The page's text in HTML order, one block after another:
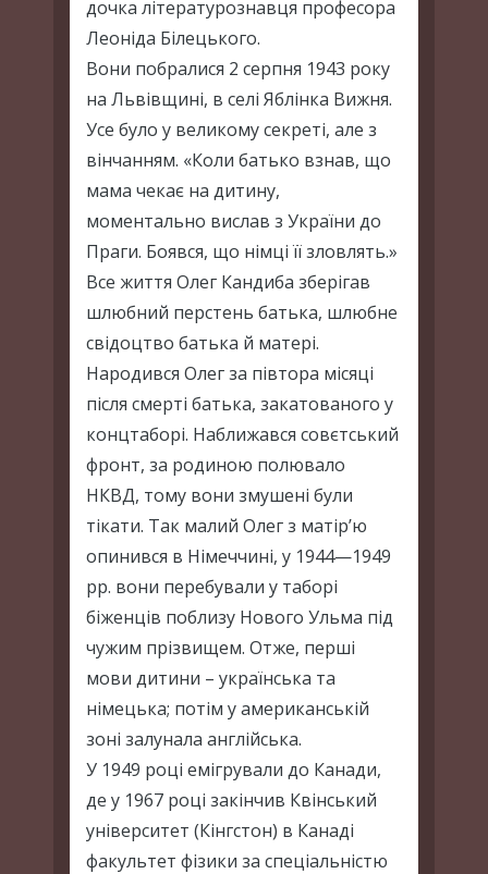
дочка літературознавця професора
Леоніда Білецького.
Вони побралися 2 серпня 1943 року
на Львівщині, в селі Яблінка Вижня.
Усе було у великому секреті, але з
вінчанням. «Коли батько взнав, що
мама чекає на дитину,
моментально вислав з України до
Праги. Боявся, що німці її зловлять.»
Все життя Олег Кандиба зберігав
шлюбний перстень батька, шлюбне
свідоцтво батька й матері.
Народився Олег за півтора місяці
після смерті батька, закатованого у
концтаборі. Наближався совєтський
фронт, за родиною полювало
НКВД, тому вони змушені були
тікати. Так малий Олег з матір’ю
опинився в Німеччині, у 1944—1949
рр. вони перебували y таборі
біженців поблизу Нового Ульма під
чужим прізвищем. Отже, перші
мови дитини – українська та
німецька; потім у американській
зоні залунала англійська.
У 1949 році емігрували до Канади,
де у 1967 році закінчив Квінський
університет (Кінгстон) в Канаді
факультет фізики за спеціальністю